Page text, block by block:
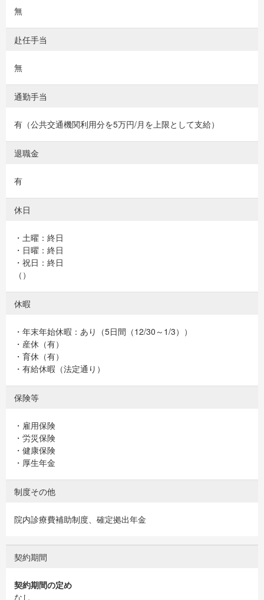
無
赴任手当
無
通勤手当
有（公共交通機関利用分を5万円/月を上限として支給）
退職金
有
休日
・土曜：終日
・日曜：終日
・祝日：終日
（）
休暇
・年末年始休暇：あり（5日間（12/30～1/3））
・産休（有）
・育休（有）
・有給休暇（法定通り）
保険等
・雇用保険
・労災保険
・健康保険
・厚生年金
制度その他
院内診療費補助制度、確定拠出年金
契約期間
契約期間の定め
なし